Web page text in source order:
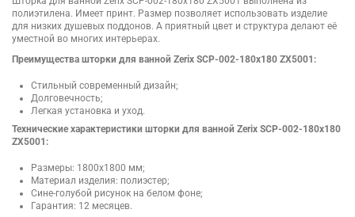
полиэтилена. Имеет принт. Размер позволяет использовать изделие
для низких душевых поддонов. А приятный цвет и структура делают её
уместной во многих интерьерах.
Преимущества шторки для ванной Zerix SCP-002-180x180 ZX5001:
Стильный современный дизайн;
Долговечность;
Легкая установка и уход.
Технические характеристики шторки для ванной Zerix SCP-002-180x180
ZX5001:
Размеры: 1800х1800 мм;
Материал изделия: полиэстер;
Сине-голубой рисунок на белом фоне;
Гарантия: 12 месяцев.